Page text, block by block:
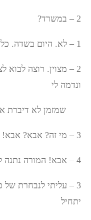
2 – במשרד?
1 – לא. היום בשדה. כלומר, ברחוב. ממש לא רחוק מהבית.
2 – מצוין. רוצה
ונדמה לי
שמזמן לא דיברת
3 – מי זה? אבא? אבא!
4 – אבא! המורה נתנה לי תפקיד ראשי בהצגת סוף השנה!
3 – עליתי לנבחרת
יתחיל